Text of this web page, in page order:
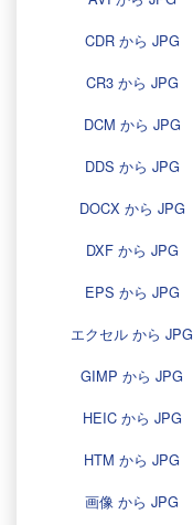
CDR から JPG
CR3 から JPG
DCM から JPG
DDS から JPG
DOCX から JPG
DXF から JPG
EPS から JPG
エクセル から JPG
GIMP から JPG
HEIC から JPG
HTM から JPG
画像 から JPG